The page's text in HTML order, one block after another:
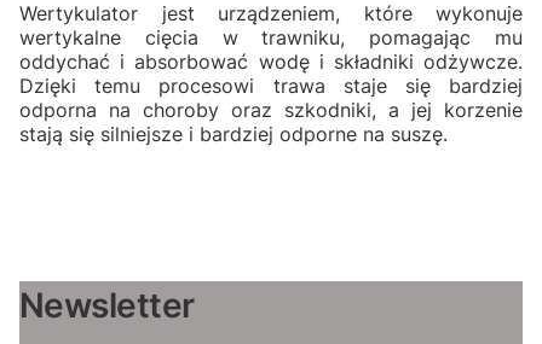
Wertykulator jest urządzeniem, które wykonuje
wertykalne cięcia w trawniku, pomagając mu
oddychać i absorbować wodę i składniki odżywcze.
Dzięki temu procesowi trawa staje się bardziej
odporna na choroby oraz szkodniki, a jej korzenie
stają się silniejsze i bardziej odporne na suszę.
Newsletter